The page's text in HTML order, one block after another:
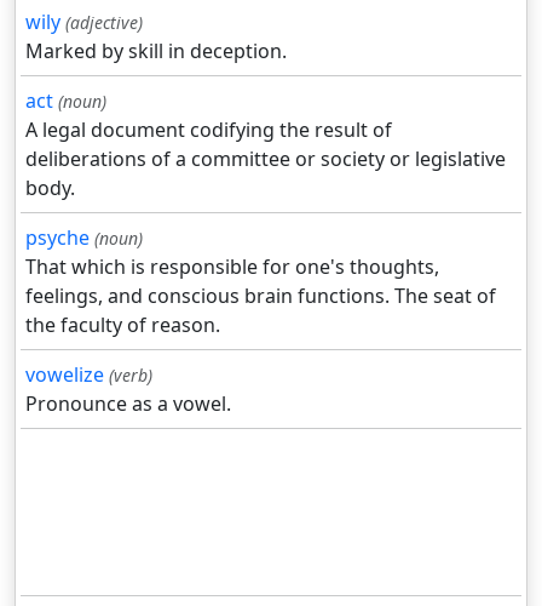
wily (adjective)
Marked by skill in deception.
act (noun)
A legal document codifying the result of
deliberations of a committee or society or legislative
body.
psyche (noun)
That which is responsible for one's thoughts,
feelings, and conscious brain functions. The seat of
the faculty of reason.
vowelize (verb)
Pronounce as a vowel.